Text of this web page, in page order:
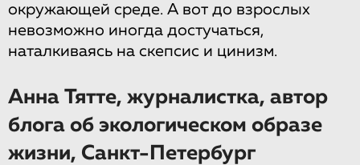
окружающей среде. А вот до взрослых
невозможно иногда достучаться,
наталкиваясь на скепсис и цинизм.
Анна Тятте, журналистка, автор
блога об экологическом образе
жизни, Санкт-Петербург